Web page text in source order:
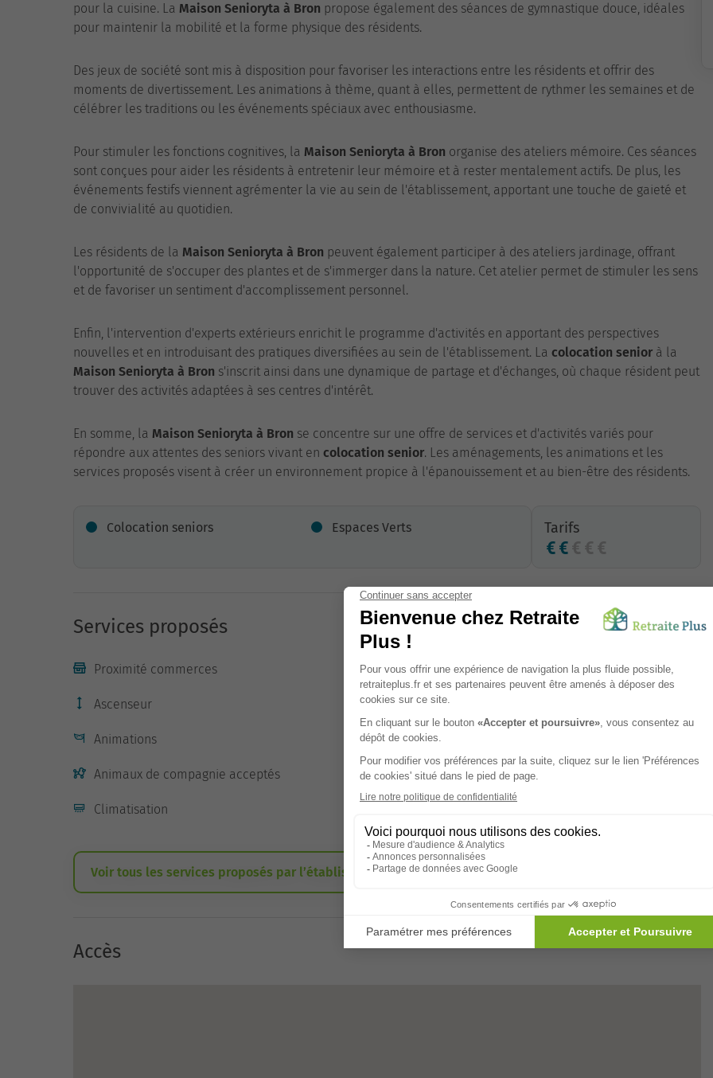
pour la cuisine. La Maison Senioryta à Bron propose également des séances de gymnastique douce, idéales
pour maintenir la mobilité et la forme physique des résidents.
Des jeux de société sont mis à disposition pour favoriser les interactions entre les résidents et offrir des
moments de divertissement. Les animations à thème, quant à elles, permettent de rythmer les semaines et de
célébrer les traditions ou les événements spéciaux avec enthousiasme.
Pour stimuler les fonctions cognitives, la Maison Senioryta à Bron organise des ateliers mémoire. Ces séances
sont conçues pour aider les résidents à entretenir leur mémoire et à rester mentalement actifs. De plus, les
événements festifs viennent agrémenter la vie au sein de l'établissement, apportant une touche de gaieté et
de convivialité au quotidien.
Les résidents de la Maison Senioryta à Bron peuvent également participer à des ateliers jardinage, offrant
l'opportunité de s'occuper des plantes et de s'immerger dans la nature. Cet atelier permet de stimuler les sens
et de favoriser un sentiment d'accomplissement personnel.
Enfin, l'intervention d'experts extérieurs enrichit le programme d'activités en apportant des perspectives
nouvelles et en introduisant des pratiques diversifiées au sein de l'établissement. La colocation senior à la
Maison Senioryta à Bron s'inscrit ainsi dans une dynamique de partage et d'échanges, où chaque résident peut
trouver des activités adaptées à ses centres d'intérêt.
En somme, la Maison Senioryta à Bron se concentre sur une offre de services et d'activités variés pour
répondre aux attentes des seniors vivant en colocation senior. Les aménagements, les animations et les
services proposés visent à créer un environnement propice à l'épanouissement et au bien-être des résidents.
Colocation seniors Espaces Verts Tarifs
Services proposés
Proximité commerces Restauration
Ascenseur Séjour permanent
Animations Accès transports en commun
Animaux de compagnie acceptés Digicode
Climatisation
Voir tous les services proposés par l’établissement
Accès